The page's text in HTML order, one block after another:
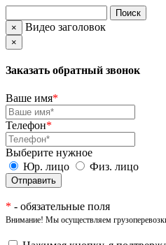
× Видео заголовок
×
Заказать обратный звонок
Ваше имя*
Телефон*
Выберите нужное
Юр. лицо
Физ. лицо
* - обязательные поля
Внимание! Мы осуществляем